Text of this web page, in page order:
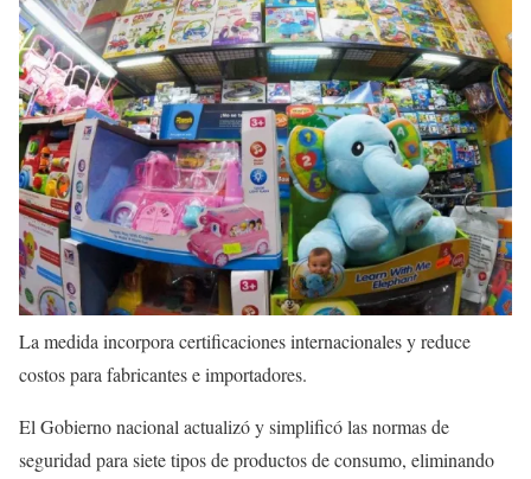
La medida incorpora certificaciones internacionales y reduce
costos para fabricantes e importadores.
El Gobierno nacional actualizó y simplificó las normas de
seguridad para siete tipos de productos de consumo, eliminando